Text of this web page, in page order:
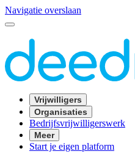
Navigatie overslaan
Vrijwilligers
Organisaties
Bedrijfsvrijwilligerswerk
Meer
Start je eigen platform